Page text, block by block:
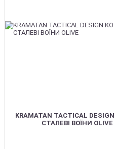
KRAMATAN TACTICAL
СТАЛЕВІ ВОЇНИ OLIVE